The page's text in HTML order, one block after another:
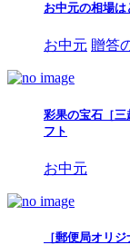
お中元の相場は
お中元 贈答
彩果の宝石［
フト
お中元
［郵便局オリ